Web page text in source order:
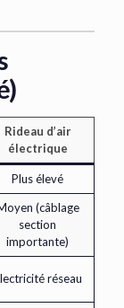
Rideau d’air
électrique
Plus élevé
(câblage
section
importante)
réseau